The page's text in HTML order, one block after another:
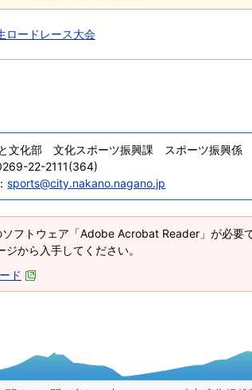
ロードレース大会
文化部 文化スポーツ振興課 スポーツ振興係
22-2111(364)
sports@city.nakano.nagano.jp
フトウェア「Adobe Acrobat Reader」が必要
から入手してください。
ド